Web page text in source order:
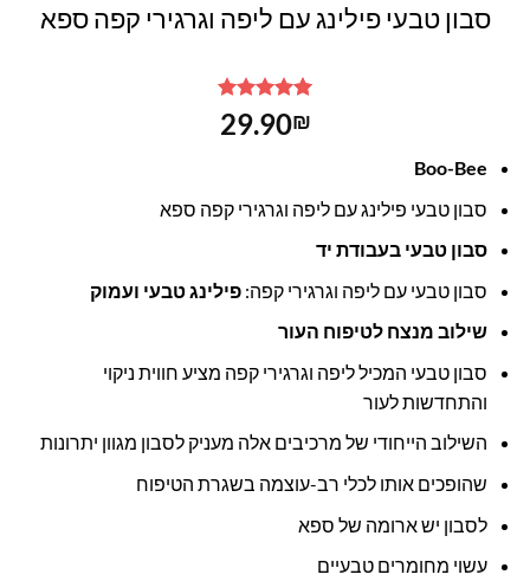
סבון טבעי פילינג עם ליפה וגרגירי קפה ספא
מדורג5
מתוך 5
1
29.90₪
Boo-Bee
סבון טבעי פילינג עם ליפה וגרגירי קפה ספא
סבון טבעי בעבודת יד
סבון טבעי עם ליפה וגרגירי קפה: פילינג טבעי ועמוק
שילוב מנצח לטיפוח העור
סבון טבעי המכיל ליפה וגרגירי קפה מציע חווית ניקוי
והתחדשות לעור
השילוב הייחודי של מרכיבים אלה מעניק לסבון מגוון יתרונות
שהופכים אותו לכלי רב-עוצמה בשגרת הטיפוח
לסבון יש ארומה של ספא
עשוי מחומרים טבעיים